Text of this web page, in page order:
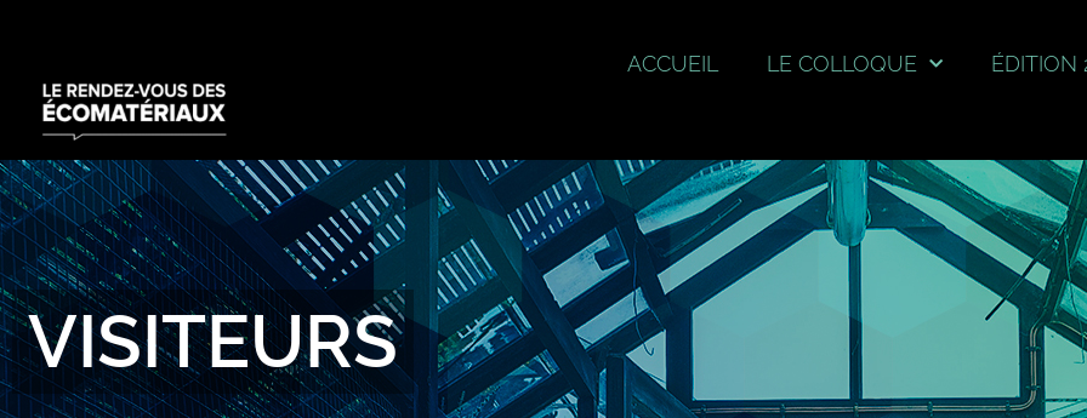
ACCUEIL LE COLLOQUE ÉDITION
VISITEURS